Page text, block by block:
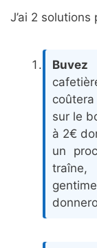
J’ai 2 solutions
sur le
à 2€
un
traîne,